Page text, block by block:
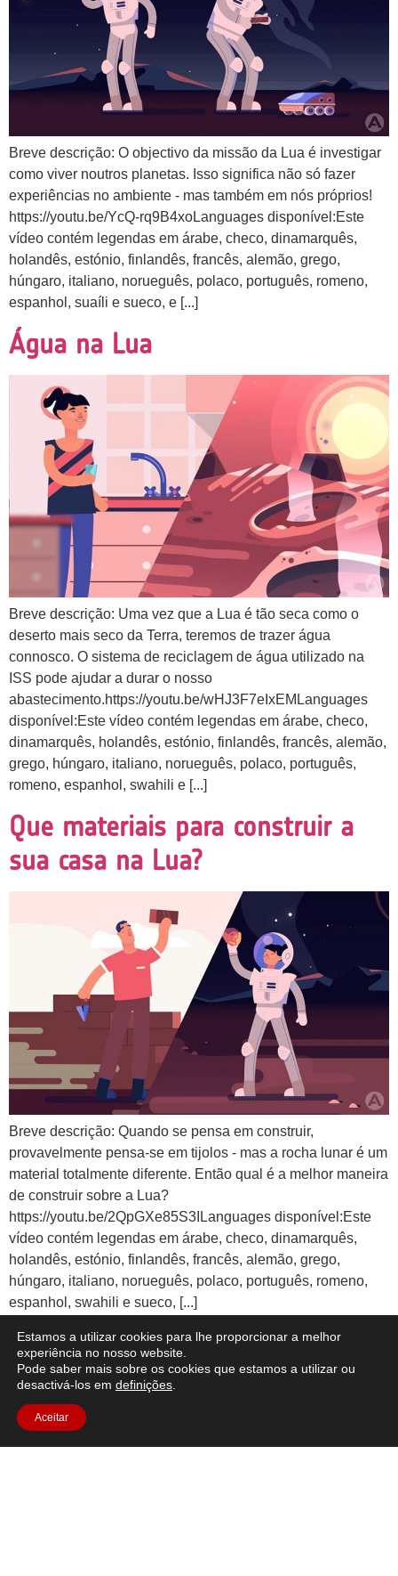
Breve descrição: O objectivo da missão da Lua é investigar
como viver noutros planetas. Isso significa não só fazer
experiências no ambiente - mas também em nós próprios!
https://youtu.be/YcQ-rq9B4xoLanguages disponível:Este
vídeo contém legendas em árabe, checo, dinamarquês,
holandês, estónio, finlandês, francês, alemão, grego,
húngaro, italiano, norueguês, polaco, português, romeno,
espanhol, suaíli e sueco, e [...]
Água na Lua
Breve descrição: Uma vez que a Lua é tão seca como o
deserto mais seco da Terra, teremos de trazer água
connosco. O sistema de reciclagem de água utilizado na
ISS pode ajudar a durar o nosso
abastecimento.https://youtu.be/wHJ3F7eIxEMLanguages
disponível:Este vídeo contém legendas em árabe, checo,
dinamarquês, holandês, estónio, finlandês, francês, alemão,
grego, húngaro, italiano, norueguês, polaco, português,
romeno, espanhol, swahili e [...]
Que materiais para construir a
sua casa na Lua?
Breve descrição: Quando se pensa em construir,
provavelmente pensa-se em tijolos - mas a rocha lunar é um
material totalmente diferente. Então qual é a melhor maneira
de construir sobre a Lua?
https://youtu.be/2QpGXe85S3ILanguages disponível:Este
vídeo contém legendas em árabe, checo, dinamarquês,
holandês, estónio, finlandês, francês, alemão, grego,
húngaro, italiano, norueguês, polaco, português, romeno,
espanhol, swahili e sueco, [...]
Comida na Lua
Estamos a utilizar cookies para lhe proporcionar a melhor
experiência no nosso website.
Pode saber mais sobre os cookies que estamos a utilizar ou
desactivá-los em definições
Aceitar